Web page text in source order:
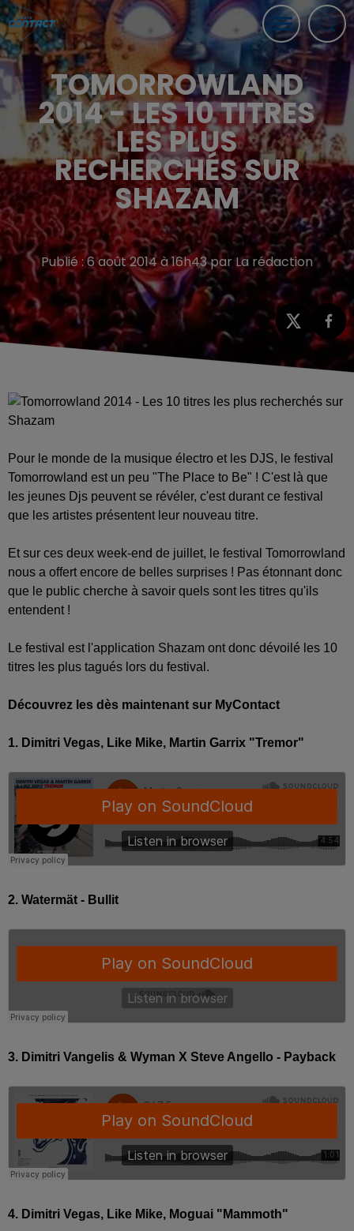
TOMORROWLAND
2014 - LES 10 TITRES
LES PLUS
RECHERCHÉS SUR
SHAZAM
Publié : 6 août 2014 à 16h43 par La rédaction
Pour le monde de la musique électro et les DJS, le festival
Tomorrowland est un peu "The Place to Be" ! C'est là que
les jeunes Djs peuvent se révéler, c'est durant ce festival
que les artistes présentent leur nouveau titre.
Et sur ces deux week-end de juillet, le festival Tomorrowland
nous a offert encore de belles surprises ! Pas étonnant donc
que le public cherche à savoir quels sont les titres qu'ils
entendent !
Le festival est l'application Shazam ont donc dévoilé les 10
titres les plus tagués lors du festival.
Découvrez les dès maintenant sur MyContact
1. Dimitri Vegas, Like Mike, Martin Garrix "Tremor"
2. Watermät - Bullit
3. Dimitri Vangelis & Wyman X Steve Angello - Payback
4. Dimitri Vegas, Like Mike, Moguai "Mammoth"